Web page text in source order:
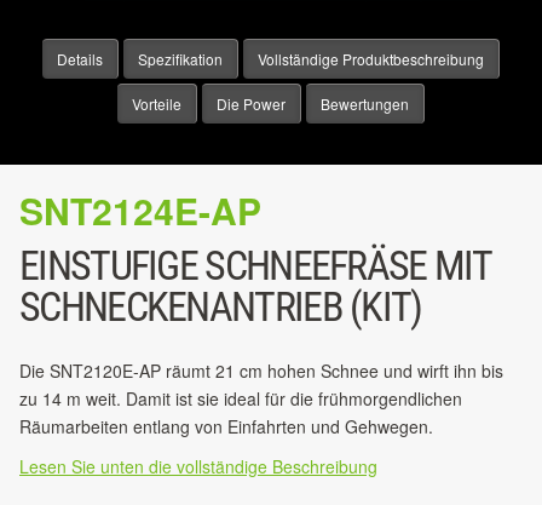
Details Spezifikation Vollständige Produktbeschreibung
Vorteile Die Power Bewertungen
SNT2124E-AP
EINSTUFIGE SCHNEEFRÄSE MIT
SCHNECKENANTRIEB (KIT)
Die SNT2120E-AP räumt 21 cm hohen Schnee und wirft ihn bis
zu 14 m weit. Damit ist sie ideal für die frühmorgendlichen
Räumarbeiten entlang von Einfahrten und Gehwegen.
Lesen Sie unten die vollständige Beschreibung